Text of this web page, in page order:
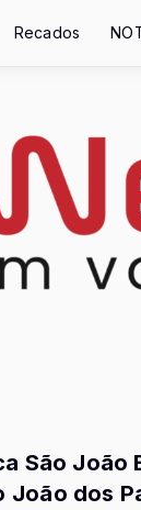
Recados
São João
João dos